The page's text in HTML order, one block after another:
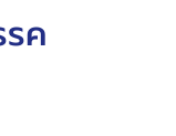
ค